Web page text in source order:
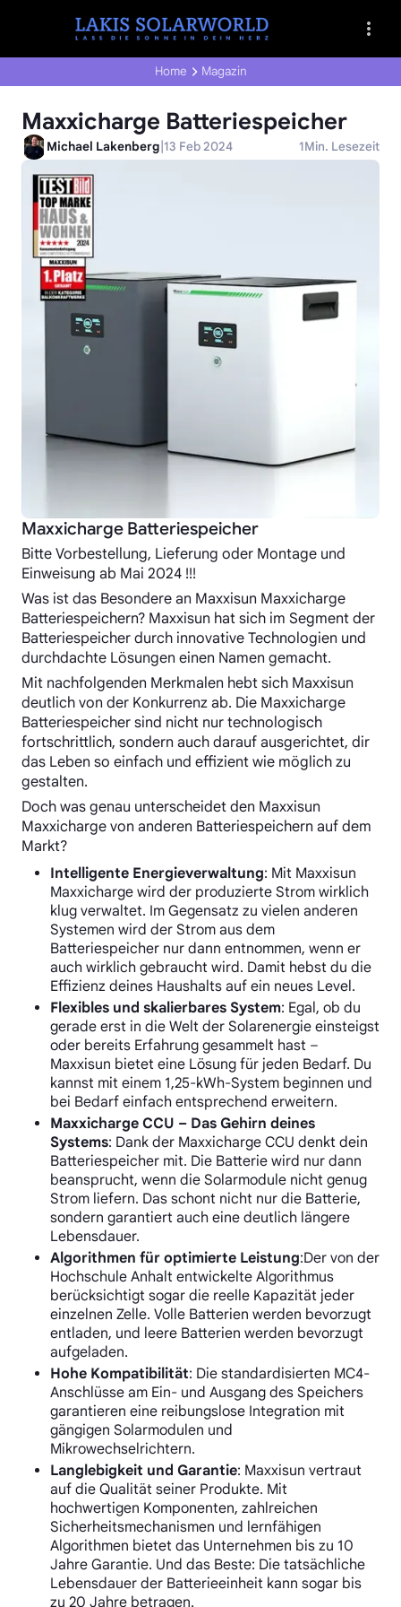
Home Magazin
Maxxicharge Batteriespeicher
Michael Lakenberg|13 Feb 2024 1Min. Lesezeit
Maxxicharge Batteriespeicher
Bitte Vorbestellung, Lieferung oder Montage und
Einweisung ab Mai 2024 !!!
Was ist das Besondere an Maxxisun Maxxicharge
Batteriespeichern? Maxxisun hat sich im Segment der
Batteriespeicher durch innovative Technologien und
durchdachte Lösungen einen Namen gemacht.
Mit nachfolgenden Merkmalen hebt sich Maxxisun
deutlich von der Konkurrenz ab. Die Maxxicharge
Batteriespeicher sind nicht nur technologisch
fortschrittlich, sondern auch darauf ausgerichtet, dir
das Leben so einfach und effizient wie möglich zu
gestalten.
Doch was genau unterscheidet den Maxxisun
Maxxicharge von anderen Batteriespeichern auf dem
Markt?
Intelligente Energieverwaltung: Mit Maxxisun
Maxxicharge wird der produzierte Strom wirklich
klug verwaltet. Im Gegensatz zu vielen anderen
Systemen wird der Strom aus dem
Batteriespeicher nur dann entnommen, wenn er
auch wirklich gebraucht wird. Damit hebst du die
Effizienz deines Haushalts auf ein neues Level.
Flexibles und skalierbares System: Egal, ob du
gerade erst in die Welt der Solarenergie einsteigst
oder bereits Erfahrung gesammelt hast –
Maxxisun bietet eine Lösung für jeden Bedarf. Du
kannst mit einem 1,25-kWh-System beginnen und
bei Bedarf einfach entsprechend erweitern.
Maxxicharge CCU – Das Gehirn deines
Systems: Dank der Maxxicharge CCU denkt dein
Batteriespeicher mit. Die Batterie wird nur dann
beansprucht, wenn die Solarmodule nicht genug
Strom liefern. Das schont nicht nur die Batterie,
sondern garantiert auch eine deutlich längere
Lebensdauer.
Algorithmen für optimierte Leistung:Der von der
Hochschule Anhalt entwickelte Algorithmus
berücksichtigt sogar die reelle Kapazität jeder
einzelnen Zelle. Volle Batterien werden bevorzugt
entladen, und leere Batterien werden bevorzugt
aufgeladen.
Hohe Kompatibilität: Die standardisierten MC4-
Anschlüsse am Ein- und Ausgang des Speichers
garantieren eine reibungslose Integration mit
gängigen Solarmodulen und
Mikrowechselrichtern.
Langlebigkeit und Garantie: Maxxisun vertraut
auf die Qualität seiner Produkte. Mit
hochwertigen Komponenten, zahlreichen
Sicherheitsmechanismen und lernfähigen
Algorithmen bietet das Unternehmen bis zu 10
Jahre Garantie. Und das Beste: Die tatsächliche
Lebensdauer der Batterieeinheit kann sogar bis
zu 20 Jahre betragen.